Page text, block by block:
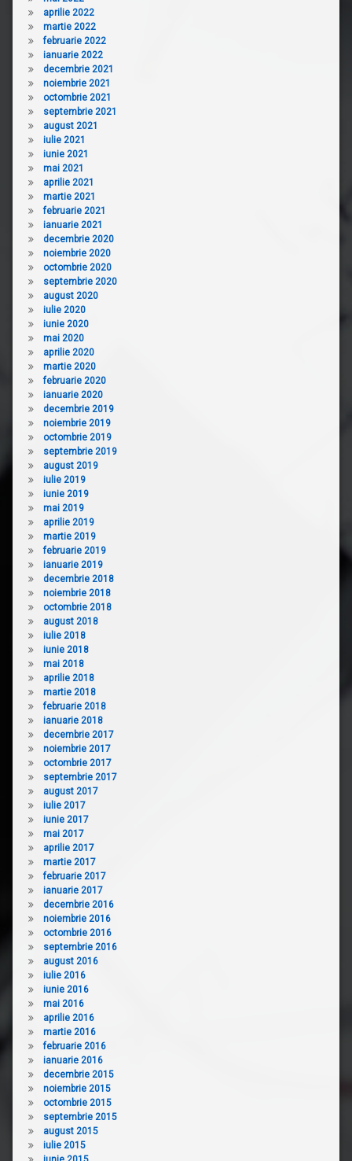
aprilie 2022
martie 2022
februarie 2022
ianuarie 2022
decembrie 2021
noiembrie 2021
octombrie 2021
septembrie 2021
august 2021
iulie 2021
iunie 2021
mai 2021
aprilie 2021
martie 2021
februarie 2021
ianuarie 2021
decembrie 2020
noiembrie 2020
octombrie 2020
septembrie 2020
august 2020
iulie 2020
iunie 2020
mai 2020
aprilie 2020
martie 2020
februarie 2020
ianuarie 2020
decembrie 2019
noiembrie 2019
octombrie 2019
septembrie 2019
august 2019
iulie 2019
iunie 2019
mai 2019
aprilie 2019
martie 2019
februarie 2019
ianuarie 2019
decembrie 2018
noiembrie 2018
octombrie 2018
august 2018
iulie 2018
iunie 2018
mai 2018
aprilie 2018
martie 2018
februarie 2018
ianuarie 2018
decembrie 2017
noiembrie 2017
octombrie 2017
septembrie 2017
august 2017
iulie 2017
iunie 2017
mai 2017
aprilie 2017
martie 2017
februarie 2017
ianuarie 2017
decembrie 2016
noiembrie 2016
octombrie 2016
septembrie 2016
august 2016
iulie 2016
iunie 2016
mai 2016
aprilie 2016
martie 2016
februarie 2016
ianuarie 2016
decembrie 2015
noiembrie 2015
octombrie 2015
septembrie 2015
august 2015
iulie 2015